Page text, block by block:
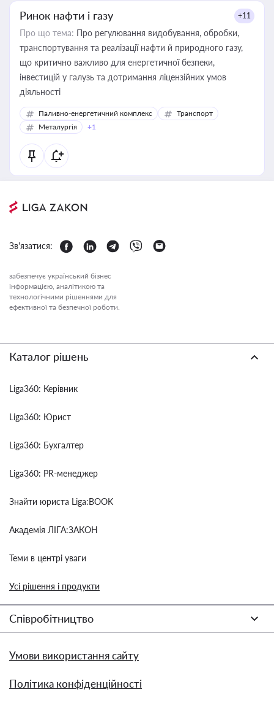
Ринок нафти і газу +11
Про що тема: Про регулювання видобування, обробки,
транспортування та реалізації нафти й природного газу,
що критично важливо для енергетичної безпеки,
інвестицій у галузь та дотримання ліцензійних умов
діяльності
Паливно-енергетичний комплекс
Транспорт
Металургія
+1
Зв'язатися:
забезпечує український бізнес
інформацією, аналітикою та
технологічними рішеннями для
ефективної та безпечної роботи.
Каталог рішень
Liga360: Керівник
Liga360: Юрист
Liga360: Бухгалтер
Liga360: PR-менеджер
Знайти юриста Liga:BOOK
Академія ЛІГА:ЗАКОН
Теми в центрі уваги
Усі рішення і продукти
Співробітництво
Умови використання сайту
Політика конфіденційності